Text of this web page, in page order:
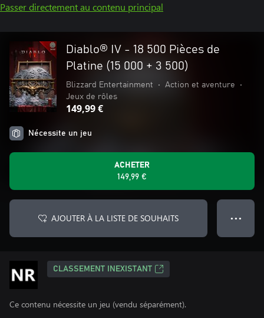
Passer directement au contenu principal
Diablo® IV - 18 500 Pièces de
Platine (15 000 + 3 500)
Blizzard Entertainment • Action et aventure
•
Jeux de rôles
149,99 €
Nécessite un jeu
ACHETER
149,99 €
AJOUTER À LA LISTE DE SOUHAITS ● ● ●
CLASSEMENT INEXISTANT
Ce contenu nécessite un jeu (vendu séparément).